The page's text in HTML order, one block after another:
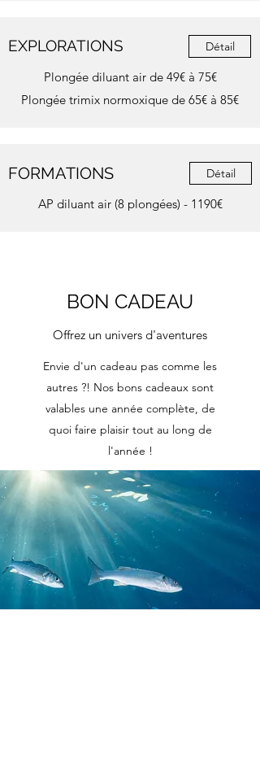
EXPLORATIONS Détail
Plongée diluant air de 49€ à 75€
Plongée trimix normoxique de 65€ à 85€
FORMATIONS Détail
AP diluant air (8 plongées) - 1190€
BON CADEAU
Offrez un univers d'aventures
Envie d'un cadeau pas comme les
autres ?! Nos bons cadeaux sont
valables une année complète, de
quoi faire plaisir tout au long de
l'année !